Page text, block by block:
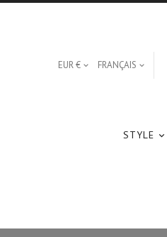
EUR €  FRANÇAIS 

STYLE